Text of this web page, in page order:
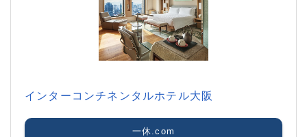
インターコンチネンタルホテル大阪
一休.com